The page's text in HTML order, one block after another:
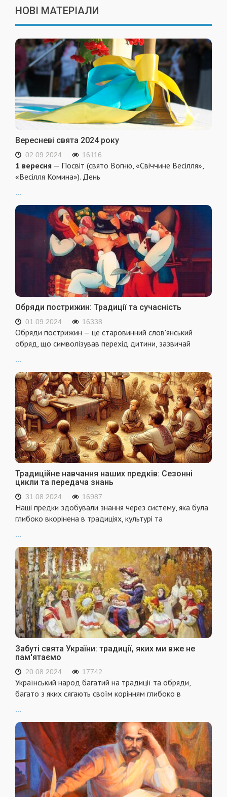
НОВІ МАТЕРІАЛИ
Вересневі свята 2024 року
02.09.2024 16116
1 вересня — Посвіт (свято Вогню, «Свіччине Весілля»,
«Весілля Комина»). День
...
Обряди пострижин: Традиції та сучасність
01.09.2024 16338
Обряди пострижин — це старовинний слов'янський
обряд, що символізував перехід дитини, зазвичай
Традиційне навчання наших предків: Сезонні
цикли та передача знань
31.08.2024 16987
Наші предки здобували знання через систему, яка була
глибоко вкорінена в традиціях, культурі та
Забуті свята України: традиції, яких ми вже не
пам'ятаємо
20.08.2024 17742
Український народ багатий на традиції та обряди,
багато з яких сягають своїм корінням глибоко в
...